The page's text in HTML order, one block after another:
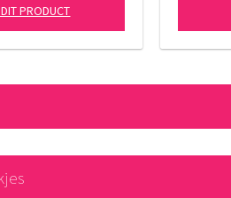
PRODUCT